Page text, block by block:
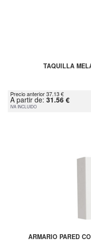
TAQUILLA
Precio anterior 37.13 €
A partir de: 31.56 €
IVA INCLUIDO
ARMARIO PARED